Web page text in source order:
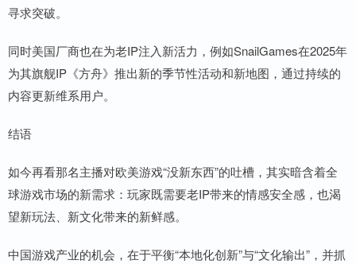
寻求突破。
同时美国厂商也在为老IP注入新活力，例如SnailGames在2025年
为其旗舰IP《方舟》推出新的季节性活动和新地图，通过持续的
内容更新维系用户。
结语
如今再看那名主播对欧美游戏“没新东西”的吐槽，其实暗含着全
球游戏市场的新需求：玩家既需要老IP带来的情感安全感，也渴
望新玩法、新文化带来的新鲜感。
中国游戏产业的机会，在于平衡“本地化创新”与“文化输出”，并抓